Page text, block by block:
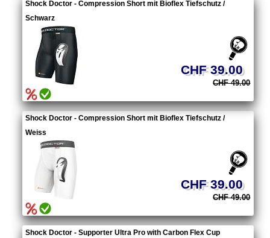
Shock Doctor - Compression Short mit Bioflex Tiefschutz /
Schwarz
CHF 39.00
CHF 49.00
Shock Doctor - Compression Short mit Bioflex Tiefschutz /
Weiss
CHF 39.00
CHF 49.00
Shock Doctor - Supporter Ultra Pro with Carbon Flex Cup